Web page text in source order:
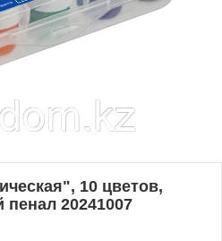
10 цветов,
пенал 20241007